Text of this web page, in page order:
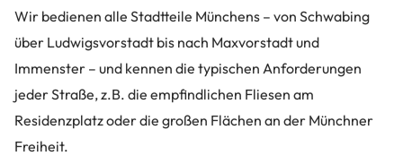
Wir bedienen alle Stadtteile Münchens – von Schwabing
über Ludwigsvorstadt bis nach Maxvorstadt und
Immenster – und kennen die typischen Anforderungen
jeder Straße, z.B. die empfindlichen Fliesen am
Residenzplatz oder die großen Flächen an der Münchner
Freiheit.